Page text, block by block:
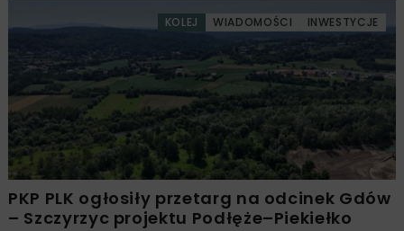
KOLEJ WIADOMOŚCI INWESTYCJE
PKP PLK ogłosiły przetarg na odcinek Gdów
– Szczyrzyc projektu Podłęże–Piekiełko